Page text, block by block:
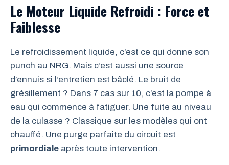
Le Moteur Liquide Refroidi : Force et
Faiblesse
Le refroidissement liquide, c’est ce qui donne son
punch au NRG. Mais c’est aussi une source
d’ennuis si l’entretien est bâclé. Le bruit de
grésillement ? Dans 7 cas sur 10, c’est la pompe à
eau qui commence à fatiguer. Une fuite au niveau
de la culasse ? Classique sur les modèles qui ont
chauffé. Une purge parfaite du circuit est
primordiale après toute intervention.